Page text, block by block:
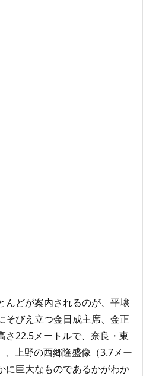
んどが案内されるのが、平壌
そびえ立つ金日成主席、金正
さ22.5メートルで、奈良・東
、上野の西郷隆盛像（3.7メー
に巨大なものであるかがわか